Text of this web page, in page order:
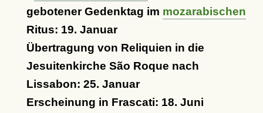
gebotener Gedenktag im mozarabischen
Ritus: 19. Januar
Übertragung von Reliquien in die
Jesuitenkirche São Roque nach
Lissabon: 25. Januar
Erscheinung in Frascati: 18. Juni